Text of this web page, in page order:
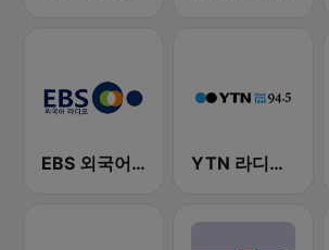
EBS 외국어 라디오 (i-radio) YTN 라디오 (YTN FM) - 24 Hours News Channel